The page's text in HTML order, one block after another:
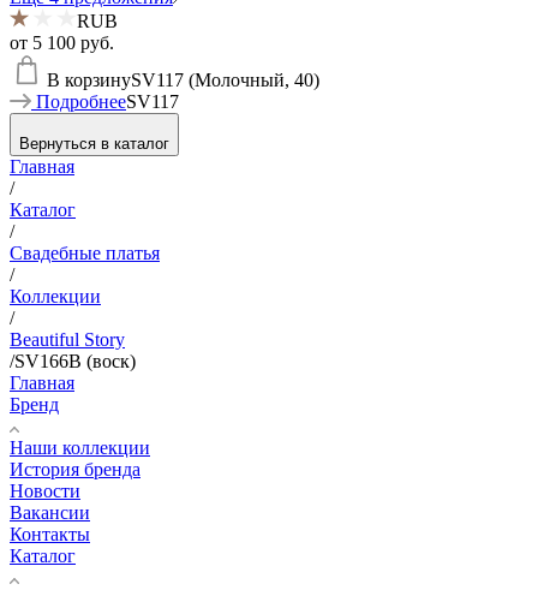
RUB
от 5 100 руб.
В корзинуSV117 (Молочный, 40)
ПодробнееSV117
Вернуться в каталог
Главная
/
Каталог
/
Свадебные платья
/
Коллекции
/
Beautiful Story
/SV166B (воск)
Главная
Бренд
Наши коллекции
История бренда
Новости
Вакансии
Контакты
Каталог